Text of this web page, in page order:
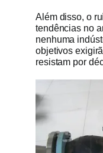
Além disso, o
tendências no
nenhuma
objetivos
resistam por